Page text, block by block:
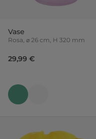
Vase
Rosa, ⌀ 26 cm, H 320 mm
29,99 €